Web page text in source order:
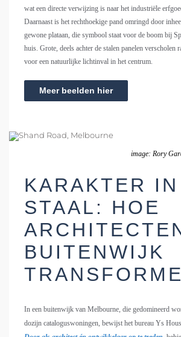
wat een directe verwijzing is naar het industriële
Daarnaast is het rechthoekige pand omringd door
gewone plataan, die symbool staat voor de boom bij
huis. Grote, deels achter de stalen panelen verscholen
voor een natuurlijke lichtinval in het centrum.
Meer beelden hier
image: Rory
KARAKTER IN
STAAL: HOE
BUITENWIJK
In een buitenwijk van Melbourne, die gedomineerd
dozijn cataloguswoningen, bewijst het bureau Ys